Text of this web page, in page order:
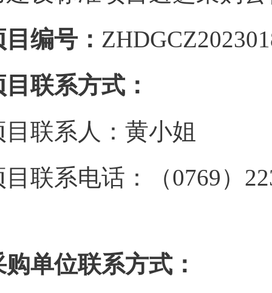
编号：
目联系方式：
目联系人：黄小姐
目联系电话：（0769）
购单位联系方式：